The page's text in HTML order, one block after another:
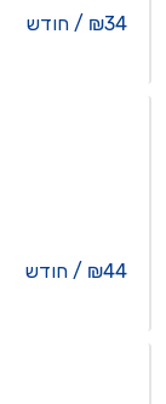
₪34 / חודש
₪44 / חודש